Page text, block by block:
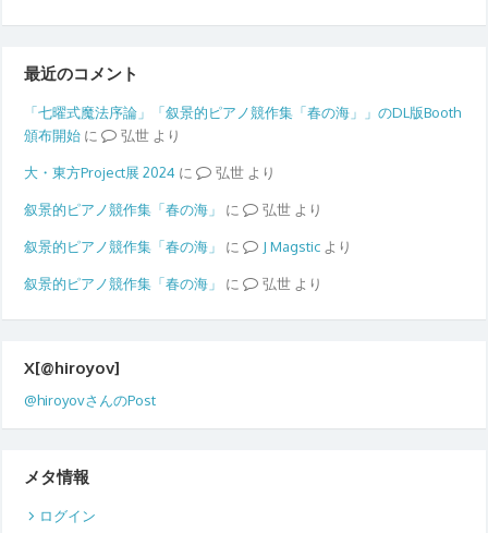
最近のコメント
「七曜式魔法序論」「叙景的ピアノ競作集「春の海」」のDL版Booth
頒布開始 に 弘世より
大・東方Project展 2024 に 弘世より
叙景的ピアノ競作集「春の海」 に 弘世より
叙景的ピアノ競作集「春の海」 に Magsticより
叙景的ピアノ競作集「春の海」 に 弘世より
X[@hiroyov]
@hiroyovさんのPost
メタ情報
ログイン